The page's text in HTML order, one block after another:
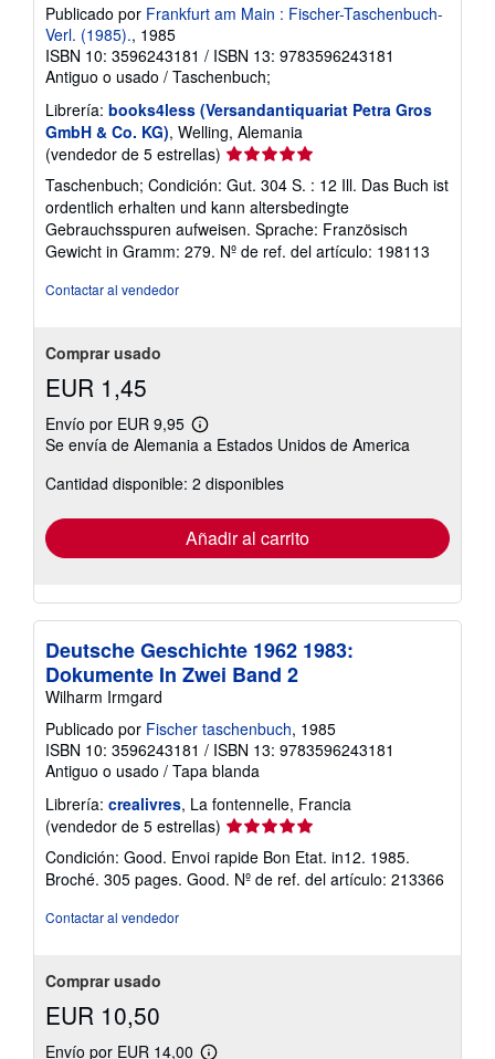
e
s
r
a
d
e
e
n
v
Publicado por Frankfurt am Main : Fischer-Taschenbuch-
Verl. (1985)., 1985
ISBN 10: 3596243181 / ISBN 13: 9783596243181
Antiguo o usado / Taschenbuch;
Librería: books4less (Versandantiquariat Petra Gros
GmbH & Co. KG), Welling, Alemania
(vendedor de 5 estrellas) Calificación
del
vendedor:
5
de
5
Taschenbuch; Condición: Gut. 304 S. : 12 Ill. Das Buch ist
ordentlich erhalten und kann altersbedingte
Gebrauchsspuren aufweisen. Sprache: Französisch
Gewicht in Gramm: 279. Nº de ref. del artículo: 198113
Contactar al vendedor
Comprar usado
EUR 1,45
Envío por EUR 9,95
Más
información
las
tarifas
envío
Se envía de Alemania a Estados Unidos de America
Cantidad disponible: 2 disponibles
Añadir al carrito
Deutsche Geschichte 1962 1983:
Dokumente In Zwei Band 2
Wilharm Irmgard
Publicado por Fischer taschenbuch, 1985
ISBN 10: 3596243181 / ISBN 13: 9783596243181
Antiguo o usado / Tapa blanda
Librería: crealivres, La fontennelle, Francia
(vendedor de 5 estrellas) Calificación
del
vendedor:
5
Condición: Good. Envoi rapide Bon Etat. in12. 1985.
Broché. 305 pages. Good. Nº de ref. del artículo: 213366
Contactar al vendedor
Comprar usado
EUR 10,50
Envío por EUR 14,00